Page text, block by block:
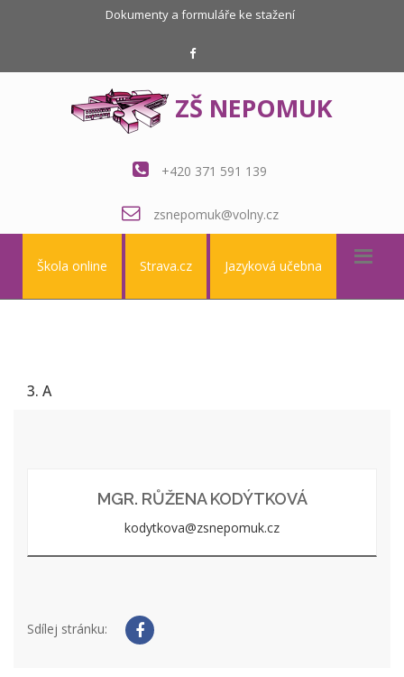
Dokumenty a formuláře ke stažení
ZŠ NEPOMUK
+420 371 591 139
zsnepomuk@volny.cz
Škola online Strava.cz Jazyková učebna
3. A
MGR. RŮŽENA KODÝTKOVÁ
kodytkova@zsnepomuk.cz
Sdílej stránku: